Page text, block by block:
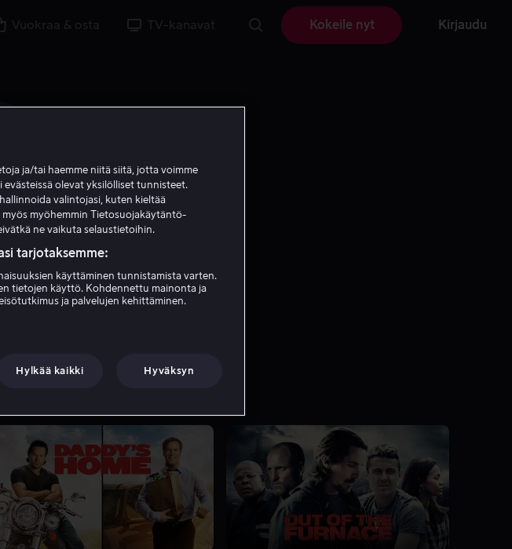
Vuokraa & osta TV-kanavat Kokeile nyt Kirjaudu
ja/tai haemme niitä siitä, jotta voimme
olevat yksilölliset tunnisteet.
valintojasi, kuten kieltää
myöhemmin Tietosuojakäytäntö-
ne vaikuta selaustietoihin.
tarjotaksemme:
käyttäminen tunnistamista varten.
tietojen käyttö. Kohdennettu mainonta ja
ja palvelujen kehittäminen.
Hylkää kaikki Hyväksyn